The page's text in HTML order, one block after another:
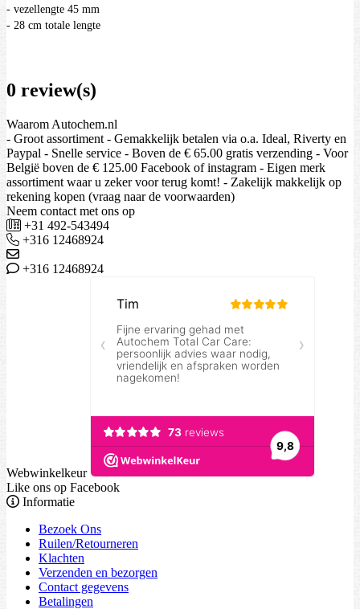
- vezellengte 45 mm
- 28 cm totale lengte
0 review(s)
Waarom Autochem.nl
- Groot assortiment - Gemakkelijk betalen via o.a. Ideal, Riverty en
Paypal - Snelle service - Boven de € 65.00 gratis verzending - Voor
België boven de € 125.00 Facebook of instagram - Eigen merk
assortiment waar u zeker voor terug komt! - Zakelijk makkelijk op
rekening kopen (vraag naar de voorwaarden)
Neem contact met ons op
+31 492-543494
+316 12468924
+316 12468924
Webwinkelkeur
Like ons op Facebook
Informatie
Bezoek Ons
Ruilen/Retourneren
Klachten
Verzenden en bezorgen
Contact gegevens
Betalingen